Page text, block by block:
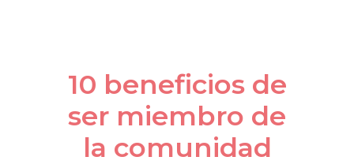
10 beneficios de
ser miembro de
la comunidad